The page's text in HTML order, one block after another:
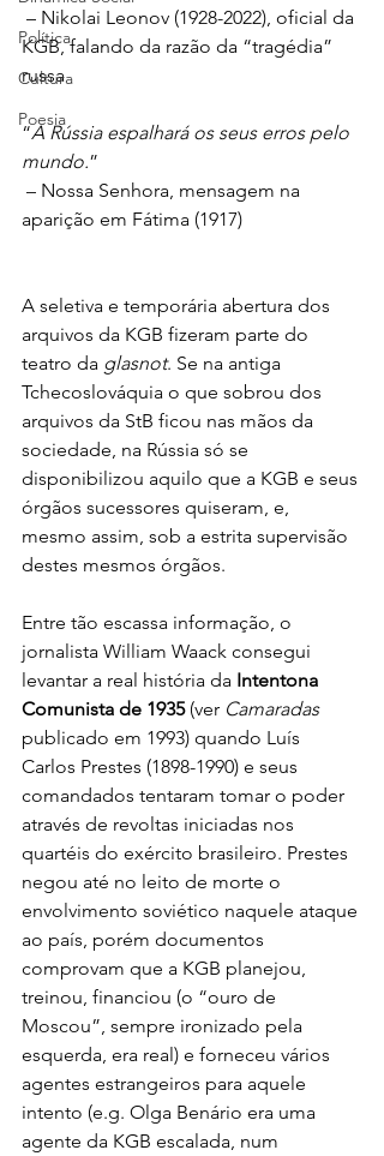
Política
Cultura
Poesia
KGB, falando da razão da “tragédia”
russa
“A Rússia espalhará os seus erros pelo
mundo.”
aparição em Fátima (1917)
A seletiva e temporária abertura dos
arquivos da KGB fizeram parte do
teatro da glasnot. Se na antiga
Tchecoslováquia o que sobrou dos
arquivos da StB ficou nas mãos da
sociedade, na Rússia só se
disponibilizou aquilo que a KGB e seus
órgãos sucessores quiseram, e,
mesmo assim, sob a estrita supervisão
destes mesmos órgãos.
Entre tão escassa informação, o
jornalista William Waack consegui
levantar a real história da Intentona
Comunista de 1935 (ver Camaradas
publicado em 1993) quando Luís
Carlos Prestes (1898-1990) e seus
comandados tentaram tomar o poder
através de revoltas iniciadas nos
quartéis do exército brasileiro. Prestes
negou até no leito de morte o
envolvimento soviético naquele ataque
ao país, porém documentos
comprovam que a KGB planejou,
treinou, financiou (o “ouro de
Moscou”, sempre ironizado pela
esquerda, era real) e forneceu vários
agentes estrangeiros para aquele
intento (e.g. Olga Benário era uma
agente da KGB escalada, num